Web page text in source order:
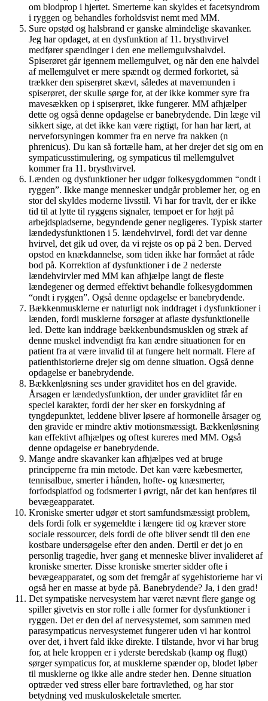
om blodprop i hjertet. Smerterne kan skyldes et facetsyndrom
i ryggen og behandles forholdsvist nemt med MM.
Sure opstød og halsbrand er ganske almindelige skavanker.
Jeg har opdaget, at en dysfunktion af 11. brysthvirvel
medfører spændinger i den ene mellemgulvshalvdel.
Spiserøret går igennem mellemgulvet, og når den ene halvdel
af mellemgulvet er mere spændt og dermed forkortet, så
trækker den spiserøret skævt, således at mavemunden i
spiserøret, der skulle sørge for, at der ikke kommer syre fra
mavesækken op i spiserøret, ikke fungerer. MM afhjælper
dette og også denne opdagelse er banebrydende. Din læge vil
sikkert sige, at det ikke kan være rigtigt, for han har lært, at
nerveforsyningen kommer fra en nerve fra nakken (n
phrenicus). Du kan så fortælle ham, at her drejer det sig om en
sympaticusstimulering, og sympaticus til mellemgulvet
kommer fra 11. brysthvirvel.
Lænden og dysfunktioner her udgør folkesygdommen “ondt i
ryggen”. Ikke mange mennesker undgår problemer her, og en
stor del skyldes moderne livsstil. Vi har for travlt, der er ikke
tid til at lytte til ryggens signaler, tempoet er for højt på
arbejdspladserne, begyndende gener negligeres. Typisk starter
lændedysfunktionen i 5. lændehvirvel, fordi det var denne
hvirvel, det gik ud over, da vi rejste os op på 2 ben. Derved
opstod en knækdannelse, som tiden ikke har formået at råde
bod på. Korrektion af dysfunktioner i de 2 nederste
lændehvirvler med MM kan afhjælpe langt de fleste
lændegener og dermed effektivt behandle folkesygdommen
“ondt i ryggen”. Også denne opdagelse er banebrydende.
Bækkenmusklerne er naturligt nok inddraget i dysfunktioner i
lænden, fordi musklerne forsøger at aflaste dysfunktionelle
led. Dette kan inddrage bækkenbundsmusklen og stræk af
denne muskel indvendigt fra kan ændre situationen for en
patient fra at være invalid til at fungere helt normalt. Flere af
patienthistorierne drejer sig om denne situation. Også denne
opdagelse er banebrydende.
Bækkenløsning ses under graviditet hos en del gravide.
Årsagen er lændedysfunktion, der under graviditet får en
speciel karakter, fordi der her sker en forskydning af
tyngdepunktet, leddene bliver løsere af hormonelle årsager og
den gravide er mindre aktiv motionsmæssigt. Bækkenløsning
kan effektivt afhjælpes og oftest kureres med MM. Også
denne opdagelse er banebrydende.
Mange andre skavanker kan afhjælpes ved at bruge
principperne fra min metode. Det kan være kæbesmerter,
tennisalbue, smerter i hånden, hofte- og knæsmerter,
forfodsplatfod og fodsmerter i øvrigt, når det kan henføres til
bevægeapparatet.
Kroniske smerter udgør et stort samfundsmæssigt problem,
dels fordi folk er sygemeldte i længere tid og kræver store
sociale ressourcer, dels fordi de ofte bliver sendt til den ene
kostbare undersøgelse efter den anden. Dertil er det jo en
personlig tragedie, hver gang et menneske bliver invalideret af
kroniske smerter. Disse kroniske smerter sidder ofte i
bevægeapparatet, og som det fremgår af sygehistorierne har vi
også her en masse at byde på. Banebrydende? Ja, i den grad!
Det sympatiske nervesystem har været nævnt flere gange og
spiller givetvis en stor rolle i alle former for dysfunktioner i
ryggen. Det er den del af nervesystemet, som sammen med
parasympaticus nervesystemet fungerer uden vi har kontrol
over det, i hvert fald ikke direkte. I tilstande, hvor vi har brug
for, at hele kroppen er i yderste beredskab (kamp og flugt)
sørger sympaticus for, at musklerne spænder op, blodet løber
til musklerne og ikke alle andre steder hen. Denne situation
optræder ved stress eller bare fortravlethed, og har stor
betydning ved muskuloskeletale smerter.